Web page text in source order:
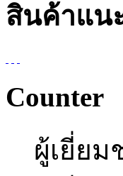
สินค้าแน
Counter
ผู้เยี่ย